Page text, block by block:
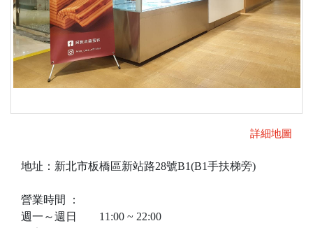
詳細地圖
地址：新北市板橋區新站路28號B1(B1手扶梯旁)
營業時間 ：
週一～週日 11:00 ~ 22:00